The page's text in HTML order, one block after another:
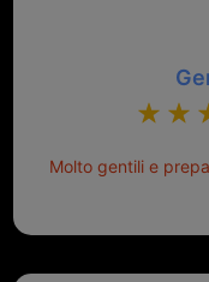
Molto gentili e